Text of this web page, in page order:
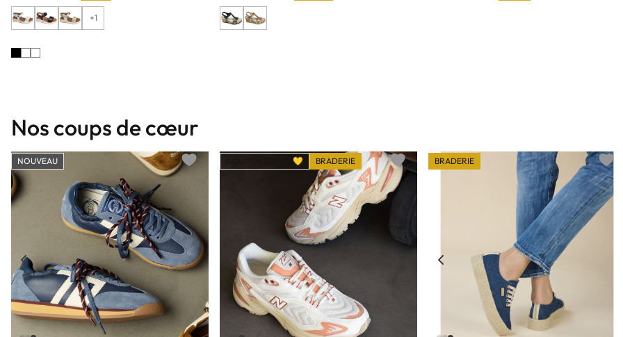
+1
Nos coups de cœur
NOUVEAU
Add to wishlist
COUP DE CŒUR 💛 BRADERIE
Add to wishlist
BRADERIE
Add